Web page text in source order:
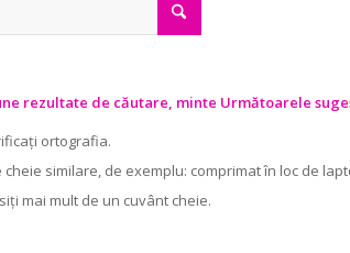
rezultate de căutare, minte Următoarele
ortografia.
similare, de exemplu: comprimat în loc de
mai mult de un cuvânt cheie.